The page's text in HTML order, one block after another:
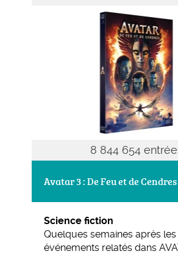
8 844 654
Avatar 3 : De Feu et de Cendres
Science fiction
Quelques semaines après les
événements relatés dans